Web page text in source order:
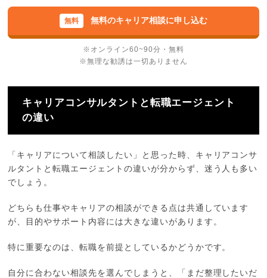
無料のキャリア相談に申し込む
※オンライン60~90分・無料
※無理な勧誘は一切ありません
キャリアコンサルタントと転職エージェント
の違い
「キャリアについて相談したい」と思った時、キャリアコンサ
ルタントと転職エージェントの違いが分からず、迷う人も多い
でしょう。
どちらも仕事やキャリアの相談ができる点は共通しています
が、目的やサポート内容には大きな違いがあります。
特に重要なのは、転職を前提としているかどうかです。
自分に合わない相談先を選んでしまうと、「まだ整理したいだ